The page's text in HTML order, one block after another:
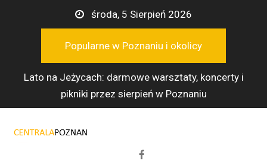
Przejdź
treści
środa, 5 Sierpień 2026
Popularne w Poznaniu i okolicy
Lato na Jeżycach: darmowe warsztaty, koncerty i
pikniki przez sierpień w Poznaniu